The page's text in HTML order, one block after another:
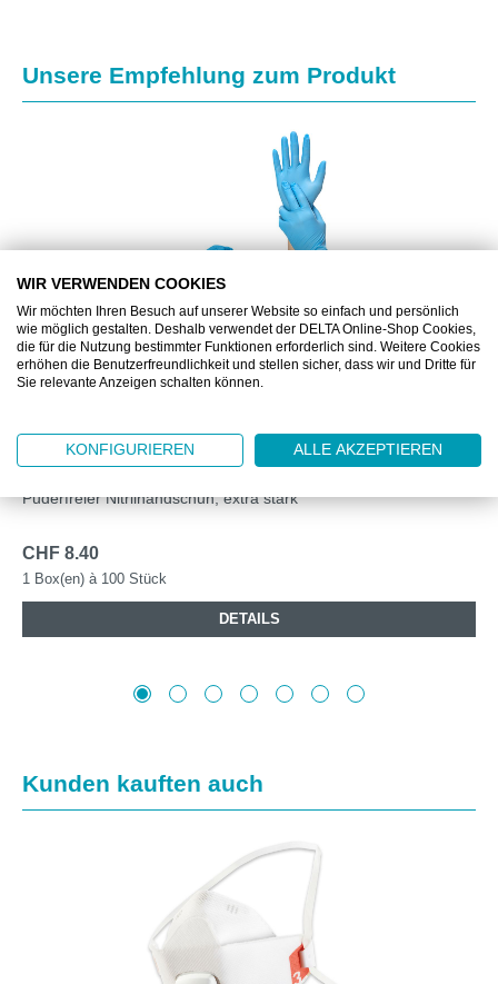
Produktgalerie überspringen
Unsere Empfehlung zum Produkt
DELTASAFE® NITRILE PLUS BLUE, 240 MM, L
Puderfreier Nitrilhandschuh, extra stark
CHF 8.40
1 Box(en) à 100 Stück
DETAILS
Produktgalerie überspringen
Kunden kauften auch
WIR VERWENDEN COOKIES
Wir möchten Ihren Besuch auf unserer Website so einfach und persönlich
wie möglich gestalten. Deshalb verwendet der DELTA Online-Shop Cookies,
die für die Nutzung bestimmter Funktionen erforderlich sind. Weitere Cookies
erhöhen die Benutzerfreundlichkeit und stellen sicher, dass wir und Dritte für
Sie relevante Anzeigen schalten können.
KONFIGURIEREN ALLE AKZEPTIEREN